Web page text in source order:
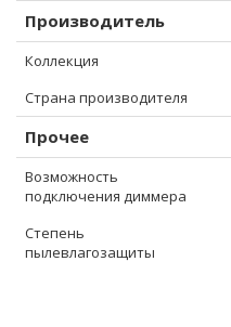
Производитель
Коллекция
Страна производителя
Прочее
Возможность
подключения диммера
Степень
пылевлагозащиты